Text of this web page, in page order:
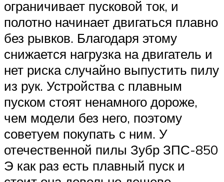
ограничивает пусковой ток, и
полотно начинает двигаться плавно
без рывков. Благодаря этому
снижается нагрузка на двигатель и
нет риска случайно выпустить пилу
из рук. Устройства с плавным
пуском стоят ненамного дороже,
чем модели без него, поэтому
советуем покупать с ним. У
отечественной пилы Зубр ЗПС-850
Э как раз есть плавный пуск и